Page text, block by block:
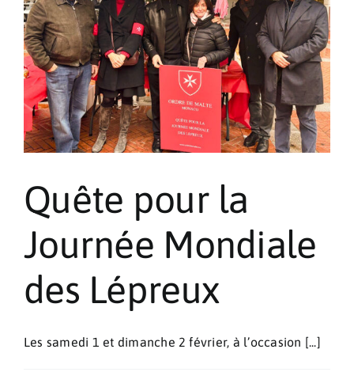
Thoracique
de
Monaco
Quête pour la
Journée Mondiale
des Lépreux
Les samedi 1 et dimanche 2 février, à l’occasion [...]